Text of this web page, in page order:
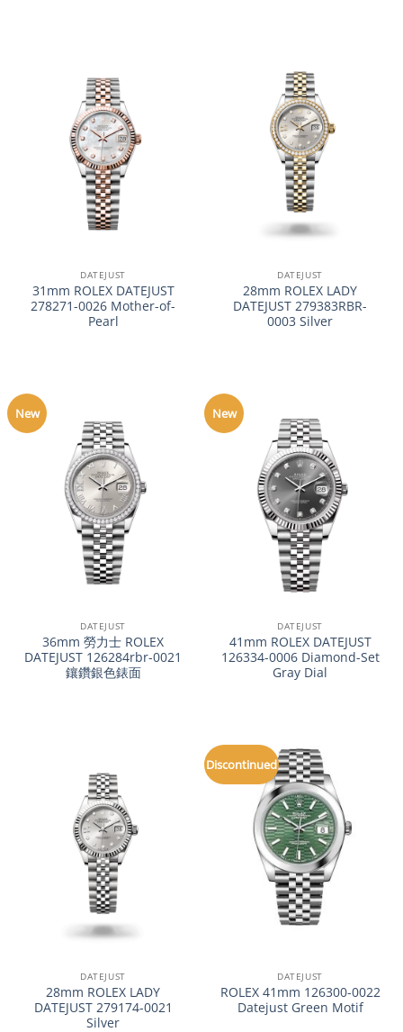
DATEJUST
31mm ROLEX DATEJUST
278271-0026 Mother-of-
Pearl
DATEJUST
28mm ROLEX LADY
DATEJUST 279383RBR-
0003 Silver
New
DATEJUST
36mm 勞力士 ROLEX
DATEJUST 126284rbr-0021
鑲鑽銀色錶面
New
DATEJUST
41mm ROLEX DATEJUST
126334-0006 Diamond-Set
Gray Dial
DATEJUST
28mm ROLEX LADY
DATEJUST 279174-0021
Silver
Discontinued
DATEJUST
ROLEX 41mm 126300-0022
Datejust Green Motif